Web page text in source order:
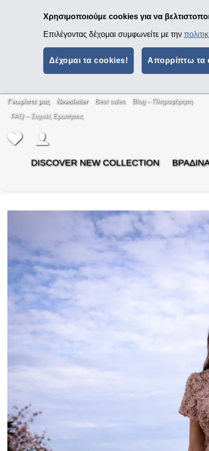
Χρησιμοποιούμε cookies για να
Επιλέγοντας δέχομαι συμφωνείτε με την
Δέχομαι τα cookies! Απορρίπτω τα
Μετάβαση
Γνωρίστε μας Newsletter Best sales
Βlog – Πληροφόρηση
FAQ – Συχνές Ερωτήσεις
DISCOVER NEW COLLECTION